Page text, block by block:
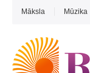
Māksla Mūzika